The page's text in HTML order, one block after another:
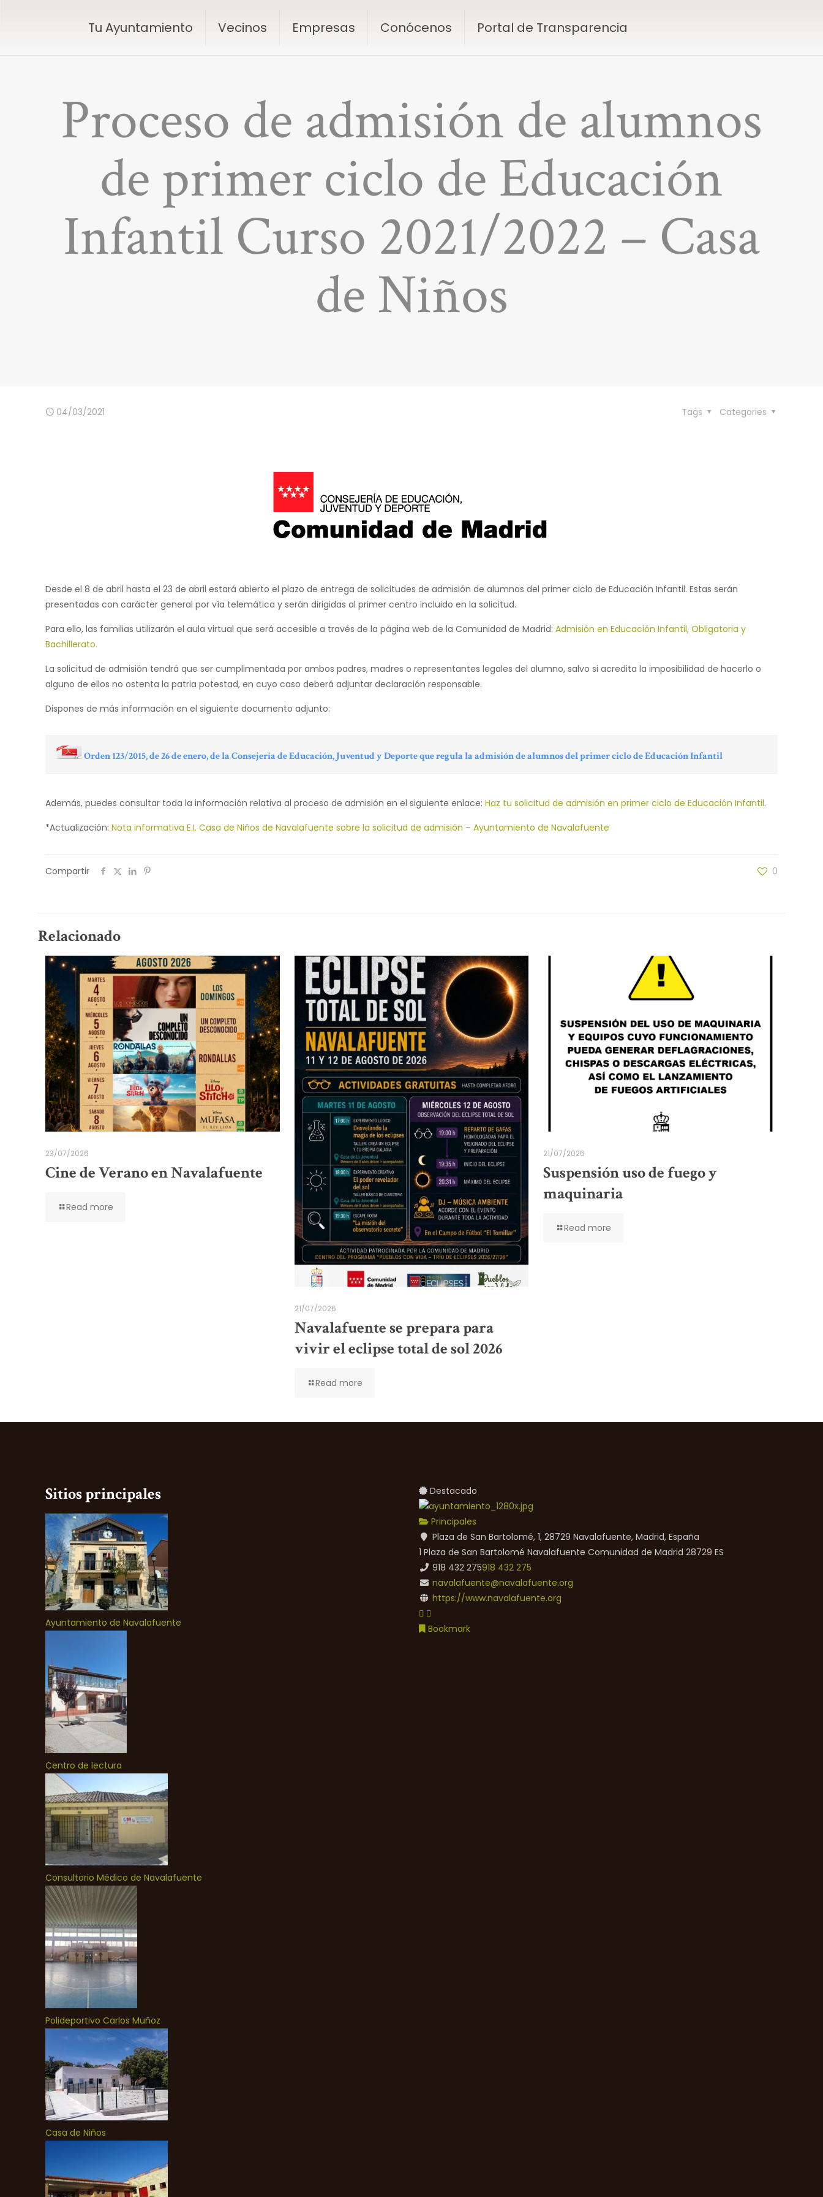
Tu Ayuntamiento Vecinos Empresas Conócenos Portal de Transparencia
Proceso de admisión de alumnos
de primer ciclo de Educación
Infantil Curso 2021/2022 – Casa
de Niños
04/03/2021 Categories
Tags
Desde el 8 de abril hasta el 23 de abril estará abierto el plazo de entrega de solicitudes de admisión de alumnos del primer ciclo de Educación Infantil. Estas serán
presentadas con carácter general por vía telemática y serán dirigidas al primer centro incluido en la solicitud.
Para ello, las familias utilizarán el aula virtual que será accesible a través de la página web de la Comunidad de Madrid:Admisión en Educación Infantil, Obligatoria y
Bachillerato.
La solicitud de admisión tendrá que ser cumplimentada por ambos padres, madres o representantes legales del alumno, salvo si acredita la imposibilidad de hacerlo o
alguno de ellos no ostenta la patria potestad, en cuyo caso deberá adjuntar declaración responsable.
Dispones de más información en el siguiente documento adjunto:
Orden 123/2015, de 26 de enero, de la Consejería de Educación, Juventud y Deporte que regula la admisión de alumnos del primer ciclo de Educación Infantil
Además, puedes consultar toda la información relativa al proceso de admisión en el siguiente enlace:Haz tu solicitud de admisión en primer ciclo de Educación Infantil.
*Actualización:Nota informativa E.I. Casa de Niños de Navalafuente sobre la solicitud de admisión – Ayuntamiento de Navalafuente
Compartir 0
Relacionado
23/07/2026
Cine de Verano en Navalafuente
Read more
21/07/2026
Navalafuente se prepara para
vivir el eclipse total de sol 2026
Read more
21/07/2026
Suspensión uso de fuego y
maquinaria
Read more
Sitios principales
Ayuntamiento de Navalafuente
Centro de lectura
Consultorio Médico de Navalafuente
Polideportivo Carlos Muñoz
Casa de Niños
Destacado
Principales
Plaza de San Bartolomé, 1, 28729 Navalafuente, Madrid, España
1 Plaza de San Bartolomé Navalafuente Comunidad de Madrid 28729 ES
918 432 275918 432 275
navalafuente@navalafuente.org
https://www.navalafuente.org
Bookmark